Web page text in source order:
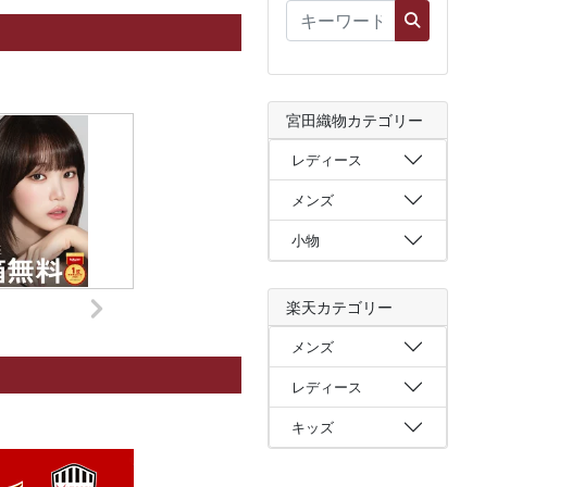
宮田織物カテゴリー
レディース
メンズ
小物
楽天カテゴリー
メンズ
レディース
キッズ